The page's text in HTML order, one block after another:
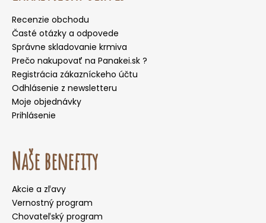
Recenzie obchodu
Časté otázky a odpovede
Správne skladovanie krmiva
Prečo nakupovať na Panakei.sk ?
Registrácia zákazníckeho účtu
Odhlásenie z newsletteru
Moje objednávky
Prihlásenie
Naše benefity
Akcie a zľavy
Vernostný program
Chovateľský program